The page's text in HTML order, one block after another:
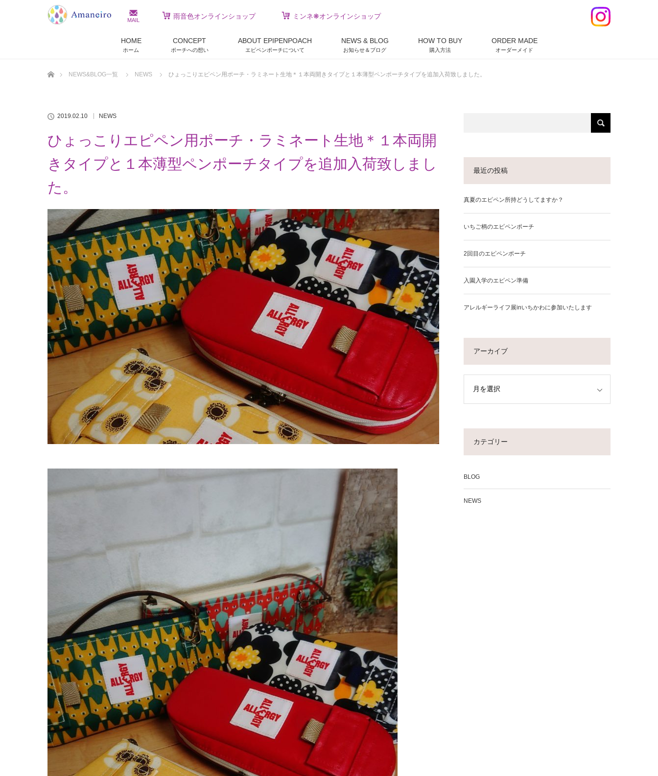
MAIL
雨音色オンラインショップ ミンネ❋オンラインショップ
HOME
ホーム
CONCEPT
ポーチへの想い
ABOUT EPIPENPOACH
エピペンポーチについて
NEWS & BLOG
お知らせ＆ブログ
HOW TO BUY
購入方法
ORDER MADE
オーダーメイド
NEWS&BLOG一覧
NEWS ひょっこりエピペン用ポーチ・ラミネート生地＊１本両開きタイプと１本薄型ペンポーチタイプを追加入荷致しました。
2019.02.10 NEWS
ひょっこりエピペン用ポーチ・ラミネート生地＊１本両開
きタイプと１本薄型ペンポーチタイプを追加入荷致しまし
た。
最近の投稿
真夏のエピペン所持どうしてますか？
いちご柄のエピペンポーチ
2回目のエピペンポーチ
入園入学のエピペン準備
アレルギーライフ展inいちかわに参加いたします
アーカイブ
カテゴリー
BLOG
NEWS